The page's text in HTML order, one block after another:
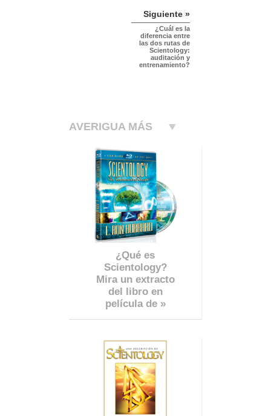
Siguiente »
¿Cuál es la
diferencia entre
las dos rutas de
Scientology:
auditación y
entrenamiento?
AVERIGUA MÁS
¿Qué es
Scientology?
Mira un extracto
del libro en
película de »